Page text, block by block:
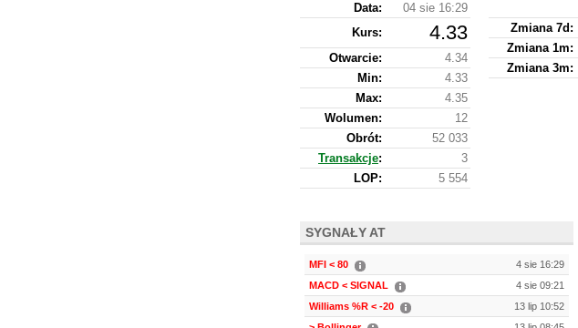
Data:
04 sie 16:29
Kurs: 4.33
Otwarcie:
4.34
Min:
4.33
Max:
4.35
Wolumen:
12
Obrót:
52 033
Transakcje:
3
LOP:
5 554
Zmiana 7d:
Zmiana 1m:
Zmiana 3m:
SYGNAŁY AT
MFI < 80
4 sie 16:29
MACD < SIGNAL
4 sie 09:21
Williams %R < -20
13 lip 10:52